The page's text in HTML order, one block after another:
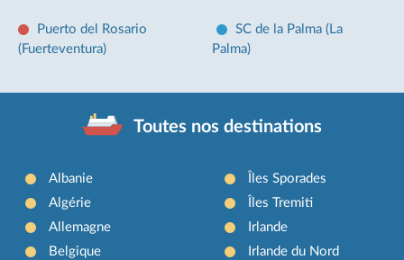
Puerto del Rosario
(Fuerteventura)
SC de la Palma (La
Palma)
Toutes nos destinations
Albanie
Algérie
Allemagne
Belgique
Îles Sporades
Îles Tremiti
Irlande
Irlande du Nord